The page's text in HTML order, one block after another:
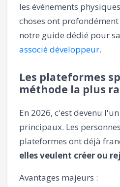
les événements
choses ont profondément
notre guide dédié pour
associé développeur.
Les plateformes
méthode la plus
En 2026, c'est devenu
principaux. Les
plateformes ont déjà
elles veulent créer ou
Avantages majeurs :